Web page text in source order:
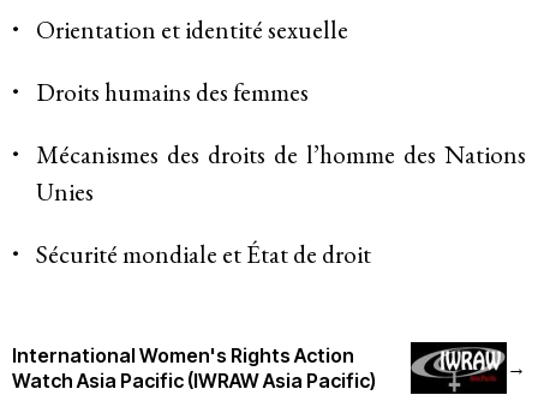
Mouvements sociaux
Hub de recherche communautaire
Environnement et DESC
Système de solidarité
Qu’est-ce que les DESC ?
Orientation et identité sexuelle
Droits humains des femmes
Mécanismes des droits de l’homme des Nations
Unies
Sécurité mondiale et État de droit
International Women's Rights Action
Watch Asia Pacific (IWRAW Asia Pacific)
→